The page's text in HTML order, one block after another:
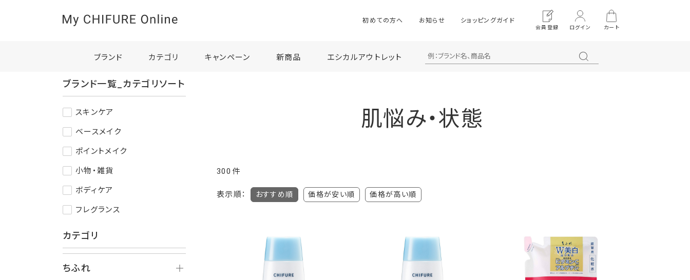
初めての方へ お知らせ ショッピングガイド
会員登録 ログイン カート
ブランド カテゴリ キャンペーン 新商品 エシカルアウトレット
ブランド一覧_カテゴリソート
スキンケア
ベースメイク
ポイントメイク
小物・雑貨
ボディケア
フレグランス
カテゴリ
ちふれ
肌悩み・状態
300 件
表示順： おすすめ順 価格が安い順 価格が高い順